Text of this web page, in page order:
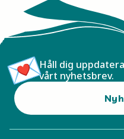
Håll dig
vårt nyhetsbrev.